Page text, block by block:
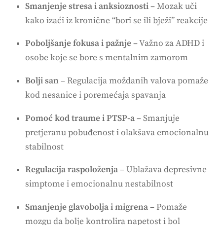
Smanjenje stresa i anksioznosti– Mozak uči
kako izaći iz kronične “bori se ili bježi” reakcije
Poboljšanje fokusa i pažnje– Važno za ADHD i
osobe koje se bore s mentalnim zamorom
Bolji san– Regulacija moždanih valova pomaže
kod nesanice i poremećaja spavanja
Pomoć kod traume i PTSP-a– Smanjuje
pretjeranu pobuđenost i olakšava emocionalnu
stabilnost
Regulacija raspoloženja– Ublažava depresivne
simptome i emocionalnu nestabilnost
Smanjenje glavobolja i migrena– Pomaže
mozgu da bolje kontrolira napetost i bol